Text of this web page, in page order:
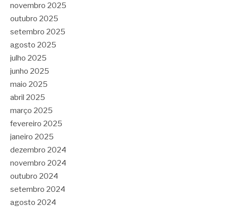
novembro 2025
outubro 2025
setembro 2025
agosto 2025
julho 2025
junho 2025
maio 2025
abril 2025
março 2025
fevereiro 2025
janeiro 2025
dezembro 2024
novembro 2024
outubro 2024
setembro 2024
agosto 2024